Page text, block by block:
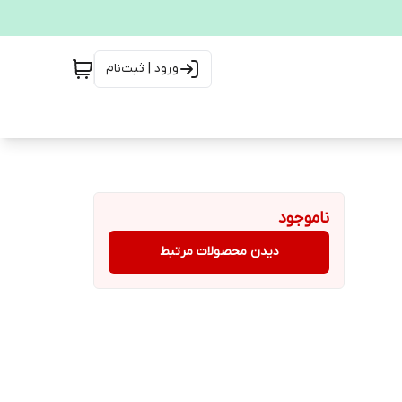
ورود | ثبت‌نام
ناموجود
دیدن محصولات مرتبط